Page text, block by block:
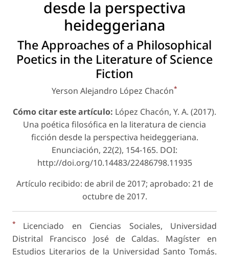
desde la perspectiva
heideggeriana
The Approaches of a Philosophical
Poetics in the Literature of Science
Fiction
Yerson Alejandro López Chacón*
Cómo citar este artículo: López Chacón, Y. A. (2017).
Una poética filosófica en la literatura de ciencia
ficción desde la perspectiva heideggeriana.
Enunciación, 22(2), 154-165. DOI:
http://doi.org/10.14483/22486798.11935
Artículo recibido: de abril de 2017; aprobado: 21 de
octubre de 2017.
*
Licenciado en Ciencias Sociales, Universidad
Distrital Francisco José de Caldas. Magíster en
Estudios Literarios de la Universidad Santo Tomás.